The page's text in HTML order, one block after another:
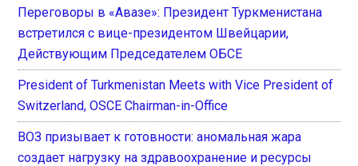
Переговоры в «Авазе»: Президент Туркменистана
встретился с вице-президентом Швейцарии,
Действующим Председателем ОБСЕ
President of Turkmenistan Meets with Vice President of
Switzerland, OSCE Chairman-in-Office
ВОЗ призывает к готовности: аномальная жара
создает нагрузку на здравоохранение и ресурсы